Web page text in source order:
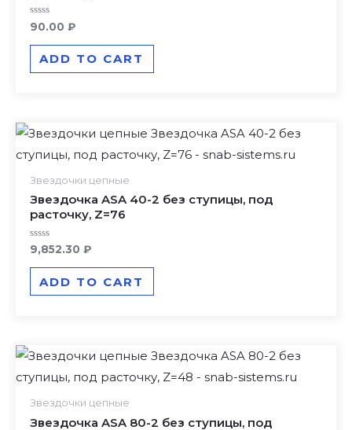
Rated
0
out
90.00 ₽
ADD TO CART
Звездочки цепные
Звездочка ASA 40-2 без ступицы, под
расточку, Z=76
Rated
out
9,852.30 ₽
ADD TO CART
Звездочки цепные
Звездочка ASA 80-2 без ступицы, под